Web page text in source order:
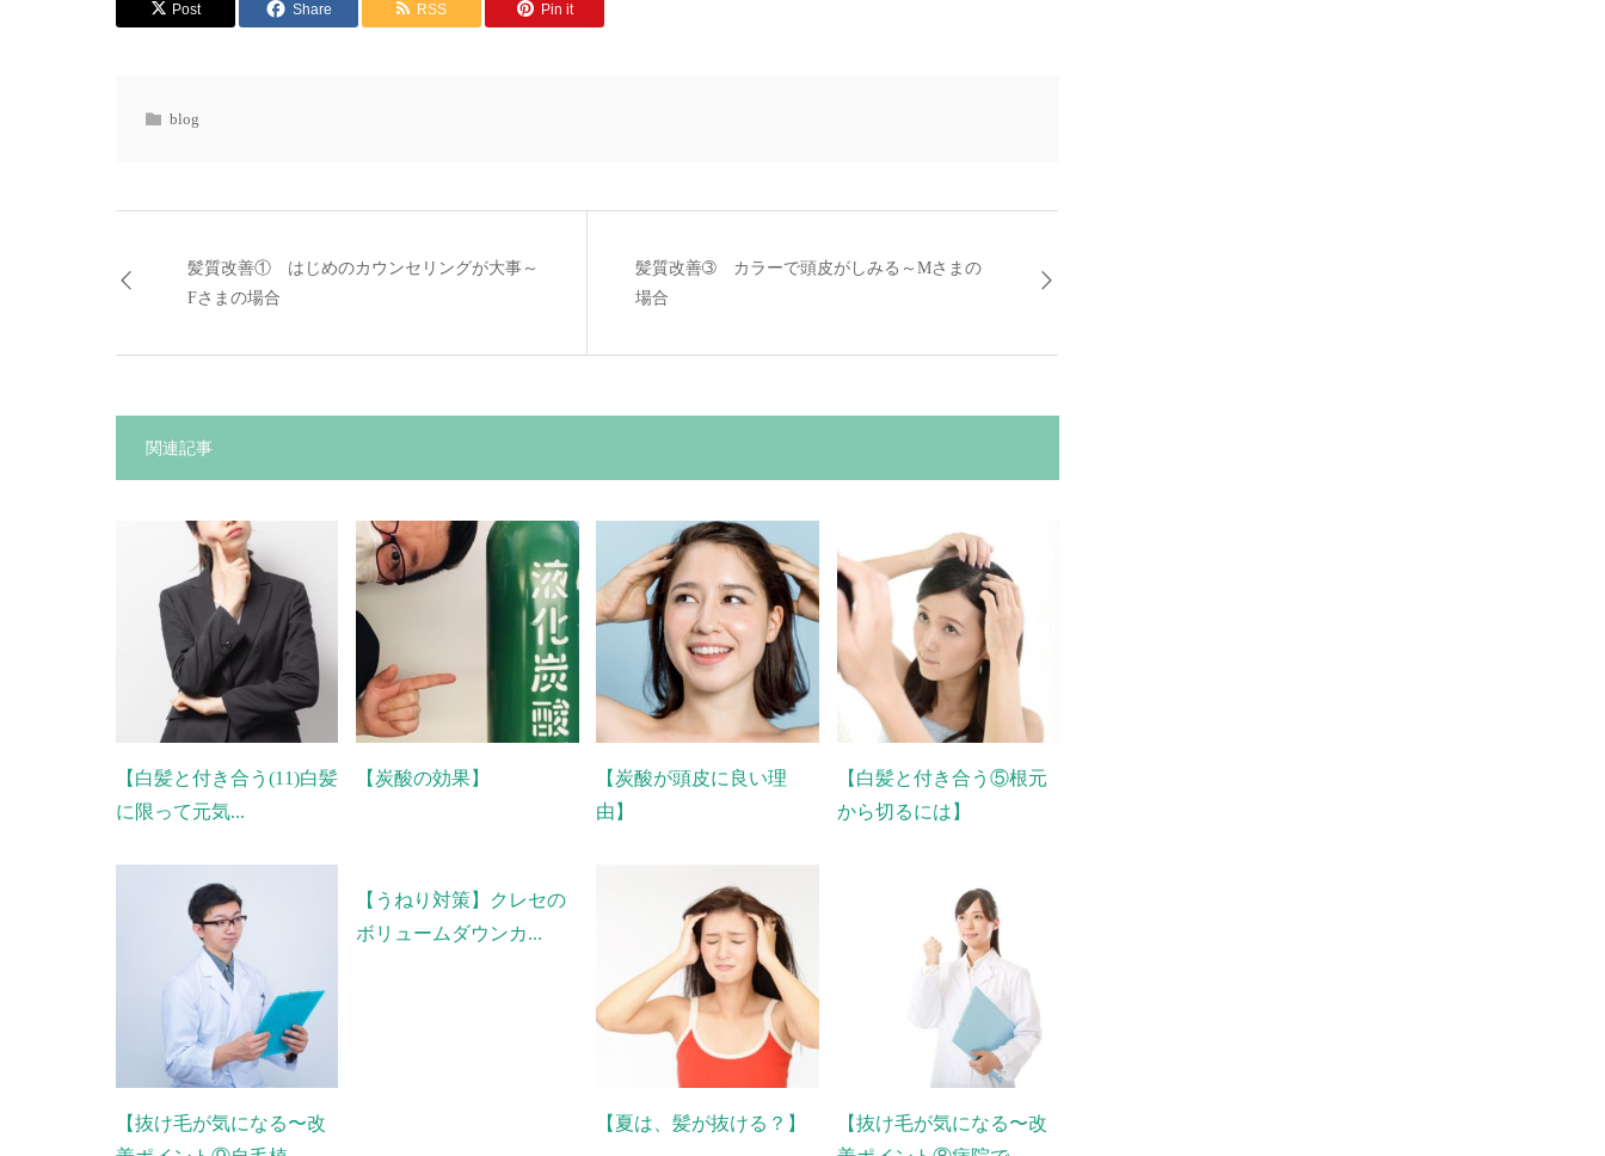
Post Share RSS Pin it
blog
髪質改善① はじめのカウンセリングが大事～
Fさまの場合
髪質改善➂ カラーで頭皮がしみる～Mさまの
場合
関連記事
【白髪と付き合う(11)白髪
に限って元気...
【炭酸の効果】
【炭酸が頭皮に良い理
由】
【白髪と付き合う⑤根元
から切るには】
【抜け毛が気になる〜改
【うねり対策】クレセの
ボリュームダウンカ...
【夏は、髪が抜ける？】
【抜け毛が気になる〜改